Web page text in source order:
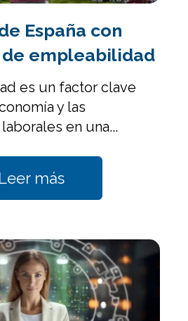
España con
de empleabilidad
es un factor clave
y las
en una...
Leer más